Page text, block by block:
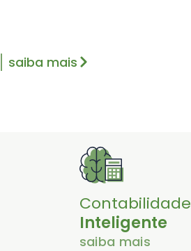
saiba mais
Contabilidade
Inteligente
saiba mais